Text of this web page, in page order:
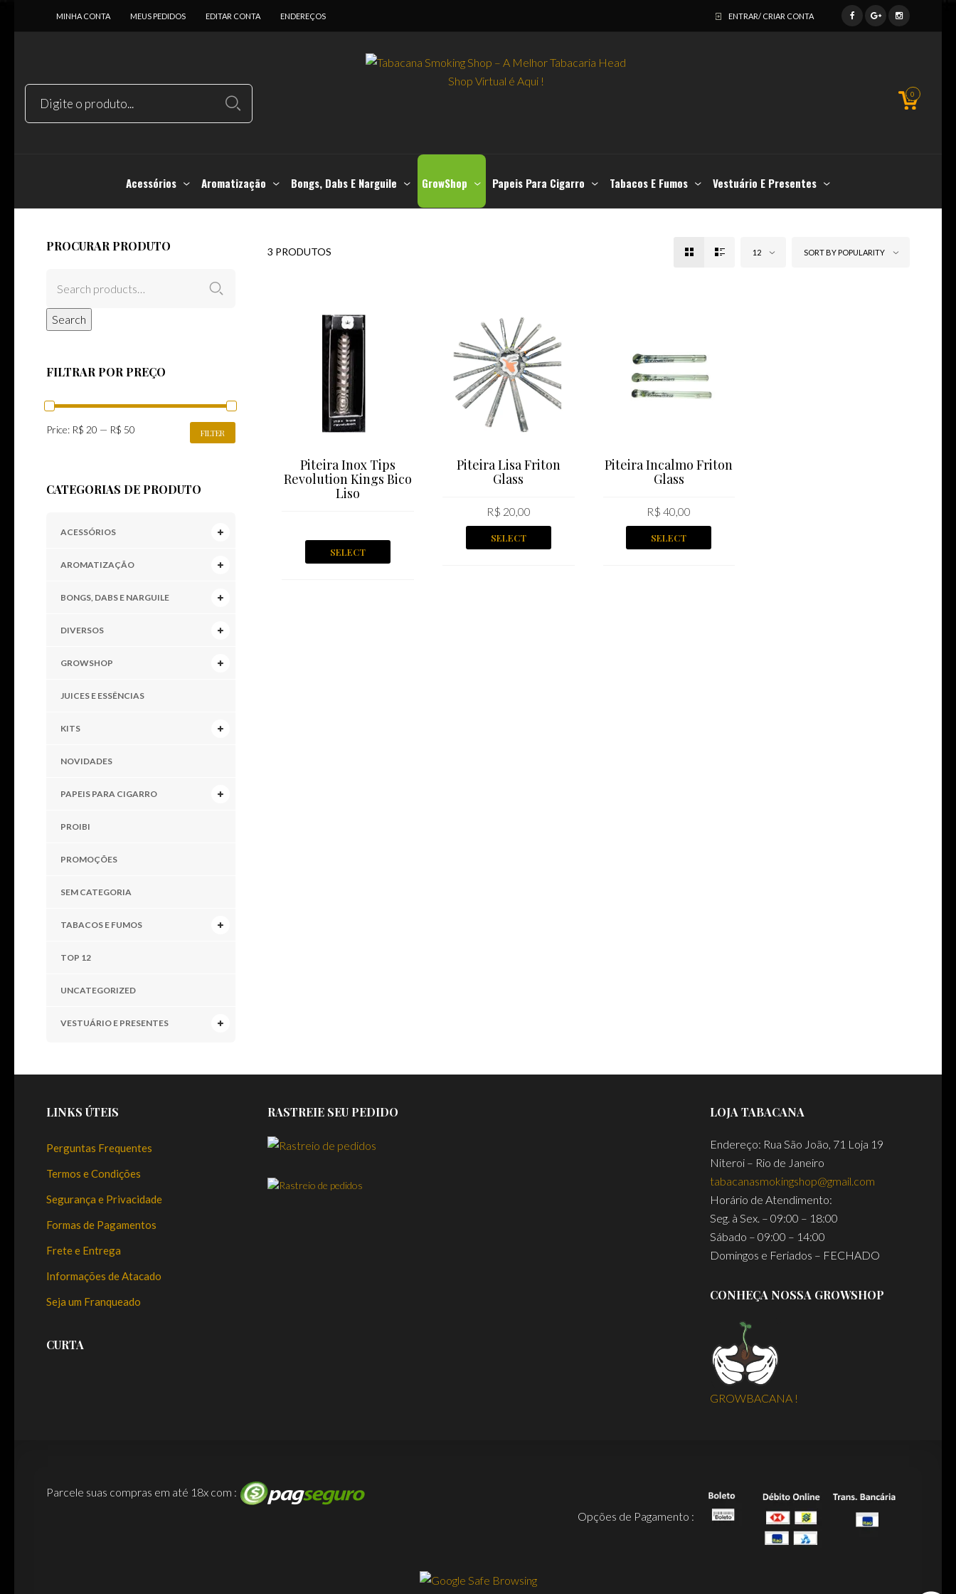
MINHA CONTA MEUS PEDIDOS EDITAR CONTA ENDEREÇOS ENTRAR/ CRIAR CONTA
0
Acessórios Aromatização Bongs, Dabs E Narguile GrowShop Papeis Para Cigarro Tabacos E Fumos Vestuário E Presentes
PROCURAR PRODUTO
Search
FILTRAR POR PREÇO
MIN
MAX
FILTER
Price: R$ 20 — R$ 50
CATEGORIAS DE PRODUTO
ACESSÓRIOS
AROMATIZAÇÃO
BONGS, DABS E NARGUILE
DIVERSOS
GROWSHOP
JUICES E ESSÊNCIAS
KITS
NOVIDADES
PAPEIS PARA CIGARRO
PROIBI
PROMOÇÕES
SEM CATEGORIA
TABACOS E FUMOS
TOP 12
UNCATEGORIZED
VESTUÁRIO E PRESENTES
3 PRODUTOS 12 SORT BY POPULARITY
Piteira Inox Tips
Revolution Kings Bico
Liso
SELECT
Piteira Lisa Friton
Glass
R$ 20,00
SELECT
Piteira Incalmo Friton
Glass
R$ 40,00
SELECT
LINKS ÚTEIS
Perguntas Frequentes
Termos e Condições
Segurança e Privacidade
Formas de Pagamentos
Frete e Entrega
Informações de Atacado
Seja um Franqueado
CURTA
RASTREIE SEU PEDIDO LOJA TABACANA
Endereço: Rua São João, 71 Loja 19
Niteroi – Rio de Janeiro
tabacanasmokingshop@gmail.com
Horário de Atendimento:
Seg. à Sex. – 09:00 – 18:00
Sábado – 09:00 – 14:00
Domingos e Feriados – FECHADO
CONHEÇA NOSSA GROWSHOP
GROWBACANA !
Parcele suas compras em até 18x com :
Opções de Pagamento :